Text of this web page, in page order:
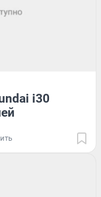
i30